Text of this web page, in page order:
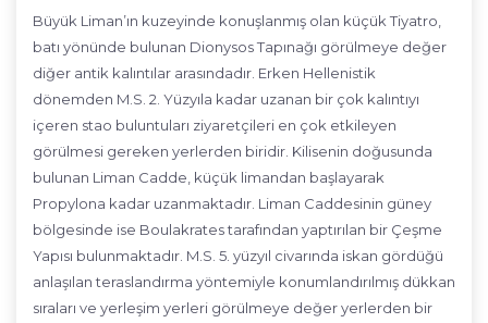
Büyük Liman’ın kuzeyinde konuşlanmış olan küçük Tiyatro,
batı yönünde bulunan Dionysos Tapınağı görülmeye değer
diğer antik kalıntılar arasındadır. Erken Hellenistik
dönemden M.S. 2. Yüzyıla kadar uzanan bir çok kalıntıyı
içeren stao buluntuları ziyaretçileri en çok etkileyen
görülmesi gereken yerlerden biridir. Kilisenin doğusunda
bulunan Liman Cadde, küçük limandan başlayarak
Propylona kadar uzanmaktadır. Liman Caddesinin güney
bölgesinde ise Boulakrates tarafından yaptırılan bir Çeşme
Yapısı bulunmaktadır. M.S. 5. yüzyıl civarında iskan gördüğü
anlaşılan teraslandırma yöntemiyle konumlandırılmış dükkan
sıraları ve yerleşim yerleri görülmeye değer yerlerden bir